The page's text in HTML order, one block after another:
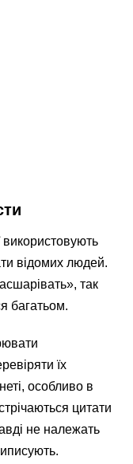
використовують
відомих людей.
так
багатьом.
їх
особливо в
цитати
не належать